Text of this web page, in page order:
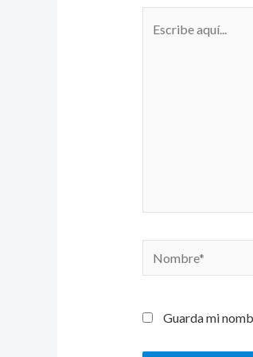
Nombre*
Guarda mi